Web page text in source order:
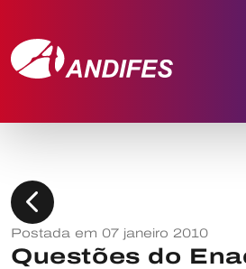
chevron_left
Postada em 07 janeiro 2010
Questões do